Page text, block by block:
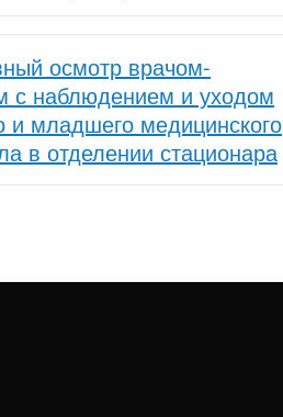
осмотр врачом-
с наблюдением и уходом
и младшего медицинского
в отделении стационара